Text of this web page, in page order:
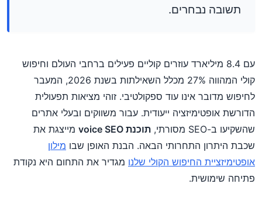
תשובה נבחרים.
עם 8.4 מיליארד עוזרים קוליים פעילים ברחבי העולם וחיפוש
קולי המהווה 27% מכלל השאילתות בשנת 2026, המעבר
לחיפוש מדובר אינו עוד ספקולטיבי. זוהי מציאות תפעולית
הדורשת אופטימיזציה ייעודית. עבור משווקים ובעלי אתרים
שהשקיעו ב-SEO מסורתי,
תוכנת voice SEO
מייצגת את
שכבת היתרון התחרותי הבאה. הבנת האופן שבו מילון
אופטימיזציית החיפוש הקולי שלנומגדיר את התחום היא נקודת
פתיחה שימושית.